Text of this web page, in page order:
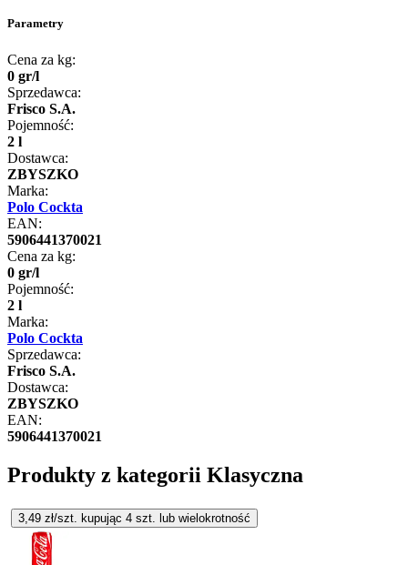
Parametry
Cena za kg:
0 gr/l
Sprzedawca:
Frisco S.A.
Pojemność:
2 l
Dostawca:
ZBYSZKO
Marka:
Polo Cockta
EAN:
5906441370021
Cena za kg:
0 gr/l
Pojemność:
2 l
Marka:
Polo Cockta
Sprzedawca:
Frisco S.A.
Dostawca:
ZBYSZKO
EAN:
5906441370021
Produkty z kategorii Klasyczna
3,49 zł/szt. kupując 4 szt. lub wielokrotność